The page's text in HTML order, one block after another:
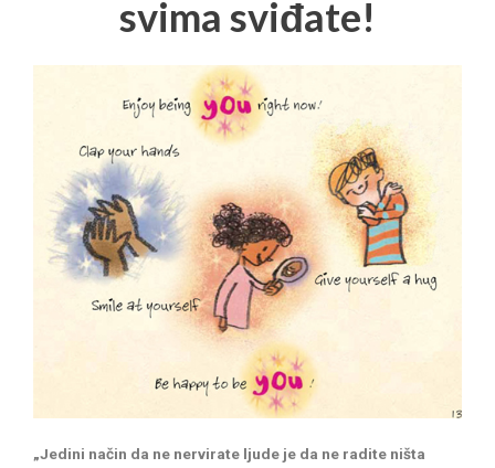
svima sviđate!
„Jedini način da ne nervirate ljude je da ne radite ništa